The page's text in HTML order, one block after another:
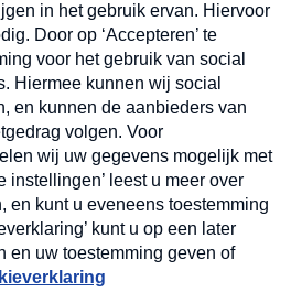
op onze
en dinsdagochtend in uw